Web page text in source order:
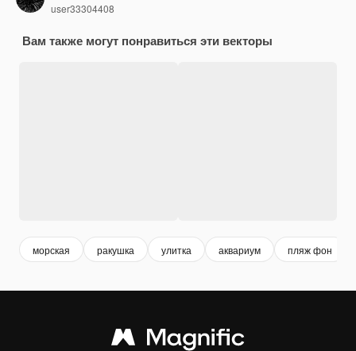
user33304408
Вам также могут понравиться эти векторы
морская ракушка улитка аквариум пляж фон